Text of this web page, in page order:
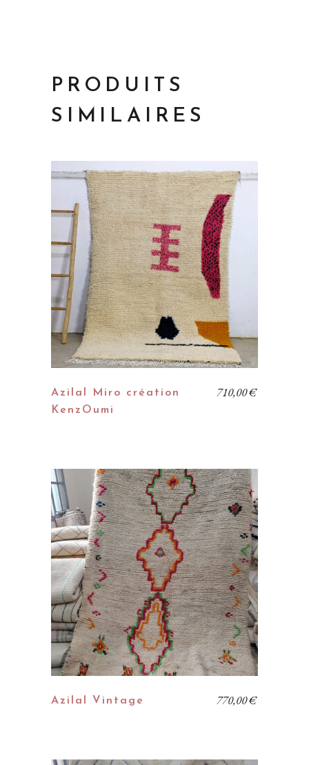
PRODUITS
SIMILAIRES
Azilal Miro création
KenzOumi
710,00€
Azilal Vintage 770,00€